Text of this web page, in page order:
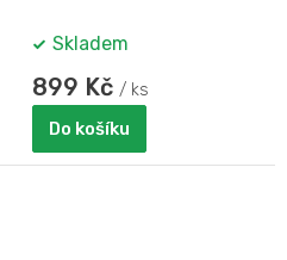
Skladem
899 Kč / ks
Do košíku